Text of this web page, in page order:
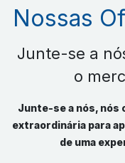
Nossas
Junte-se a
o
Junte-se a nós, nós
extraordinária para
de uma